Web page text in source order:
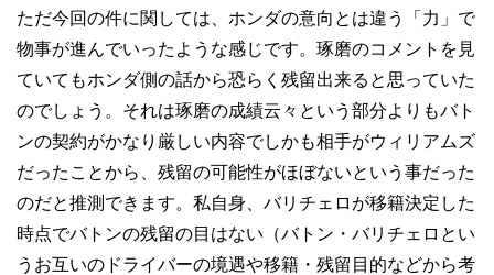
ただ今回の件に関しては、ホンダの意向とは違う「力」で
物事が進んでいったような感じです。琢磨のコメントを見
ていてもホンダ側の話から恐らく残留出来ると思っていた
のでしょう。それは琢磨の成績云々という部分よりもバト
ンの契約がかなり厳しい内容でしかも相手がウィリアムズ
だったことから、残留の可能性がほぼないという事だった
のだと推測できます。私自身、バリチェロが移籍決定した
時点でバトンの残留の目はない（バトン・バリチェロとい
うお互いのドライバーの境遇や移籍・残留目的などから考